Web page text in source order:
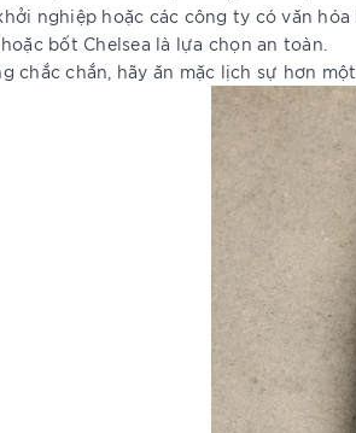
nghiệp hoặc các công ty có văn
bốt Chelsea là lựa chọn an toàn.
chắc chắn, hãy ăn mặc lịch sự hơn